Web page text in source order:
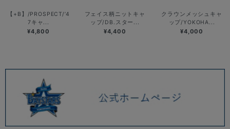
【+B】/PROSPECT/’4
7キャ...
¥4,800
フェイス柄ニットキャ
ップ/DB.スター...
¥4,400
クラウンメッシュキャ
ップ/YOKOHA...
¥4,000